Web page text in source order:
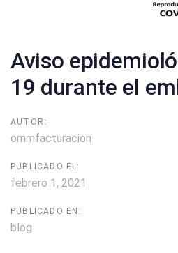
Aviso
19 durante el
AUTOR:
ommfacturacion
PUBLICADO EL:
febrero 1, 2021
PUBLICADO EN:
blog